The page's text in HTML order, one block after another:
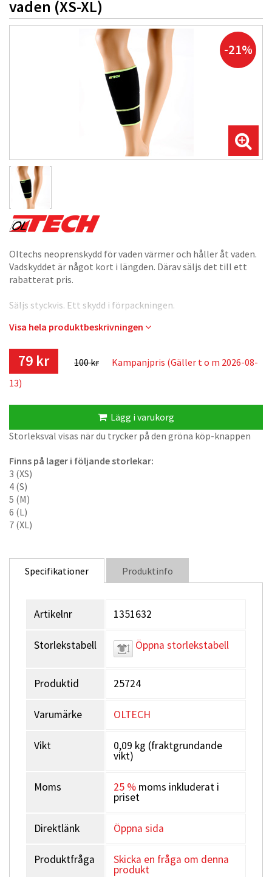
vaden (XS-XL)
-21%
Oltechs neoprenskydd för vaden värmer och håller åt vaden.
Vadskyddet är något kort i längden. Därav säljs det till ett
rabatterat pris.
Säljs styckvis. Ett skydd i förpackningen.
OBS! Små i storlekarna så välj minst en storlek större än du
Visa hela produktbeskrivningen
79 kr 100 kr
Kampanjpris (Gäller t o m 2026-08-
13)
Lägg i varukorg
Storleksval visas när du trycker på den gröna köp-knappen
Finns på lager i följande storlekar:
3 (XS)
4 (S)
5 (M)
6 (L)
7 (XL)
Specifikationer Produktinfo
Artikelnr 1351632
Storlekstabell Öppna storlekstabell
Produktid 25724
Varumärke OLTECH
Vikt 0,09 kg (fraktgrundande
vikt)
Moms 25 % moms inkluderat i
priset
Direktlänk Öppna sida
Produktfråga Skicka en fråga om denna
produkt